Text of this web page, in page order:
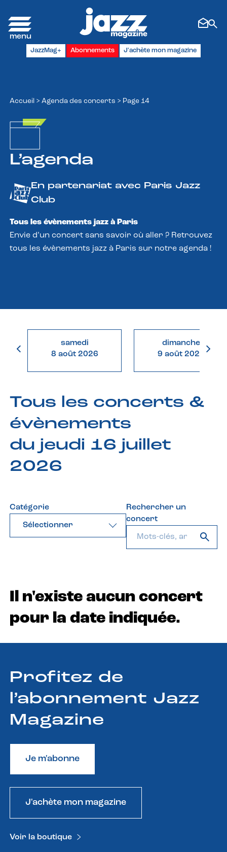
JazzMag+ Abonnements J'achète mon magazine
Accueil > Agenda des concerts > Page 14
L’agenda
En partenariat avec Paris Jazz
Club
Tous les évènements jazz à Paris
Envie d’un concert sans savoir où aller ? Retrouvez
tous les évènements jazz à Paris sur notre agenda !
samedi
8 août 2026
dimanche
9 août 2026
Tous les concerts &
évènements
du jeudi 16 juillet
2026
Catégorie
Sélectionner
Rechercher un
concert
Il n'existe aucun concert
pour la date indiquée.
Profitez de
l’abonnement Jazz
Magazine
Je m'abonne
J'achète mon magazine
Voir la boutique